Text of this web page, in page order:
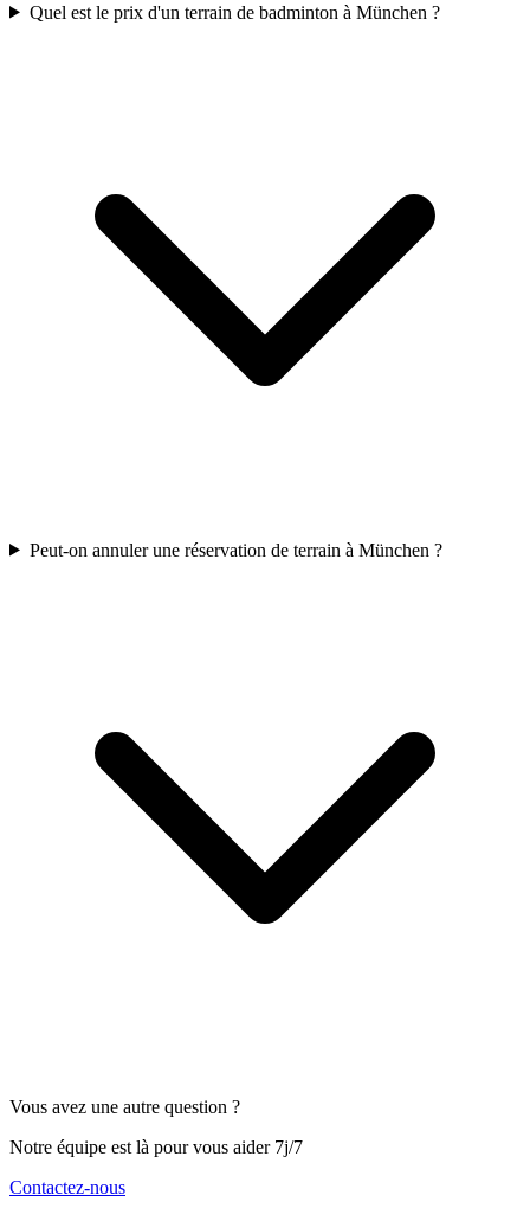
Quel est le prix d'un terrain de badminton à München ?
Peut-on annuler une réservation de terrain à München ?
Vous avez une autre question ?
Notre équipe est là pour vous aider 7j/7
Contactez-nous